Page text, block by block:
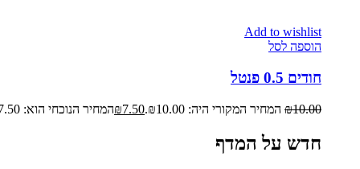
Add to wishlist
הוספה לסל
חודים 0.5 פנטל
₪10.00 המחיר המקורי היה: ₪10.00. ₪7.50 המחיר הנוכחי הוא: ₪7.50.
חדש על המדף